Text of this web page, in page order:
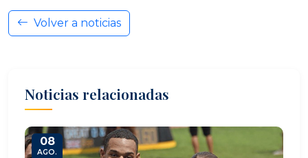
Volver a noticias
Noticias relacionadas
08
AGO.